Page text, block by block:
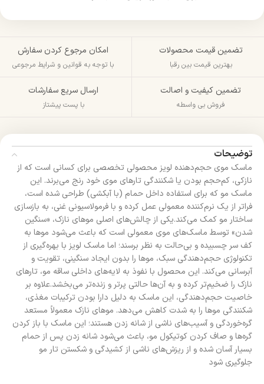
تضمین قیمت محصولات
بهترین قیمت بین رقبا
امکان مرجوع کردن سفارش
با توجه به قوانین و شرایط مرجوعی
تضمین کیفیت و اصالت
فروش بی واسطه
ارسال سریع سفارشات
با پست پیشتاز
توضیحات
ماسک موی حجم‌دهنده لویز محصولی تخصصی برای کسانی است که از
نازکی، کم‌حجم بودن یا شکنندگی تارهای موی خود رنج می‌برند. این
ماسک مو که برای استفاده داخل حمام (با آبکشی) طراحی شده است،
فراتر از یک نرم‌کننده معمولی عمل کرده و با فرمولاسیونی غنی، به بازسازی
ساختار مو کمک می‌کند.یکی از چالش‌های اصلی موهای نازک، «سنگین
شدن» توسط ماسک‌های موی معمولی است که باعث می‌شود موها به
کف سر چسبیده و بی‌حالت به نظر برسند؛ اما ماسک لویز با بهره‌گیری از
تکنولوژی حجم‌دهندگی سبک، موها را بدون ایجاد سنگینی، تقویت و
آبرسانی می‌کند. این محصول با نفوذ به لایه‌های داخلی ساقه مو، تارهای
نازک را ضخیم‌تر کرده و به آن‌ها حالتی پرتر و زنده‌تر می‌بخشد.علاوه بر
خاصیت حجم‌دهندگی، این ماسک به دلیل دارا بودن ترکیبات مغذی،
شکنندگی موها را به شدت کاهش می‌دهد. موهای نازک معمولاً مستعد
گره‌خوردگی و آسیب‌های ناشی از شانه زدن هستند؛ این ماسک با باز کردن
گره‌ها و صاف کردن کوتیکول مو، باعث می‌شود شانه زدن پس از حمام
بسیار آسان شده و از ریزش‌های ناشی از کشیدگی و شکستن تار مو
جلوگیری شود